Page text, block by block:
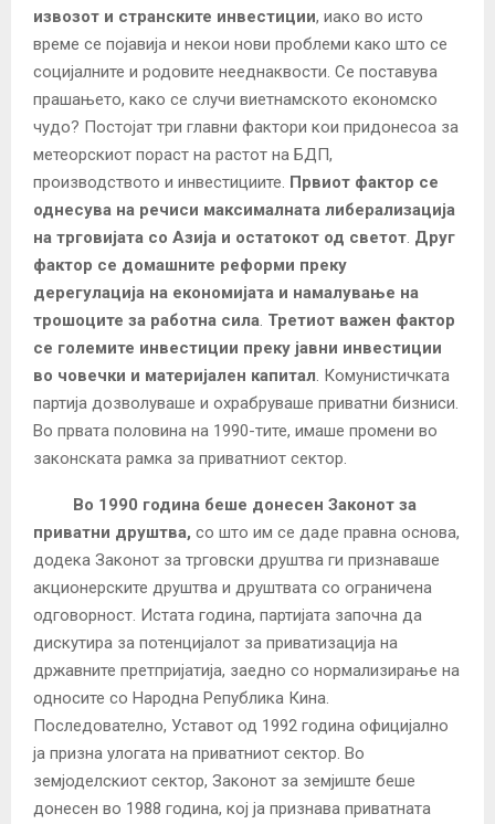
извозот и странските инвестиции, иако во исто
време се појавија и некои нови проблеми како што се
социјалните и родовите нееднаквости. Се поставува
прашањето, како се случи виетнамското економско
чудо? Постојат три главни фактори кои придонесоа за
метеорскиот пораст на растот на БДП,
производството и инвестициите. Првиот фактор се
однесува на речиси максималната либерализација
на трговијата со Азија и остатокот од светот. Друг
фактор се домашните реформи преку
дерегулација на економијата и намалување на
трошоците за работна сила. Третиот важен фактор
се големите инвестиции преку јавни инвестиции
во човечки и материјален капитал. Комунистичката
партија дозволуваше и охрабруваше приватни бизниси.
Во првата половина на 1990-тите, имаше промени во
законската рамка за приватниот сектор.
Во 1990 година беше донесен Законот за
приватни друштва, со што им се даде правна основа,
додека Законот за трговски друштва ги признаваше
акционерските друштва и друштвата со ограничена
одговорност. Истата година, партијата започна да
дискутира за потенцијалот за приватизација на
државните претпријатија, заедно со нормализирање на
односите со Народна Република Кина.
Последователно, Уставот од 1992 година официјално
ја призна улогата на приватниот сектор. Во
земјоделскиот сектор, Законот за земјиште беше
донесен во 1988 година, кој ја признава приватната